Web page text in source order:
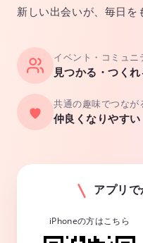
新しい出会いが、毎日を
イベント・コミュニ
見つかる・つくれ
共通の趣味でつなが
仲良くなりやすい
アプリで
iPhoneの方はこちら